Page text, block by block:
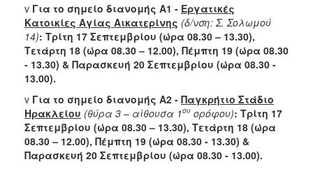
ΔΗΜΟΤΗΣ
ΕΠΙΣΚΕΠΤΗΣ
ΗΡΑΚΛΕΙΟ
v Για το σημείο διανομής Α1 - Εργατικές
Κατοικίες Αγίας Αικατερίνης (δ/νση: Σ. Σολωμού
14): Τρίτη 17 Σεπτεμβρίου (ώρα 08.30 – 13.30),
Τετάρτη 18 (ώρα 08.30 – 12.00), Πέμπτη 19 (ώρα 08.30
- 13.30) & Παρασκευή 20 Σεπτεμβρίου (ώρα 08.30 -
13.00).
v Για το σημείο διανομής Α2 - Παγκρήτιο Στάδιο
Ηρακλείου (θύρα 3 – αίθουσα 1ου ορόφου): Τρίτη 17
Σεπτεμβρίου (ώρα 08.30 – 13.30), Τετάρτη 18 (ώρα
08.30 – 12.00), Πέμπτη 19 (ώρα 08.30 - 13.30) &
Παρασκευή 20 Σεπτεμβρίου (ώρα 08.30 - 13.00).